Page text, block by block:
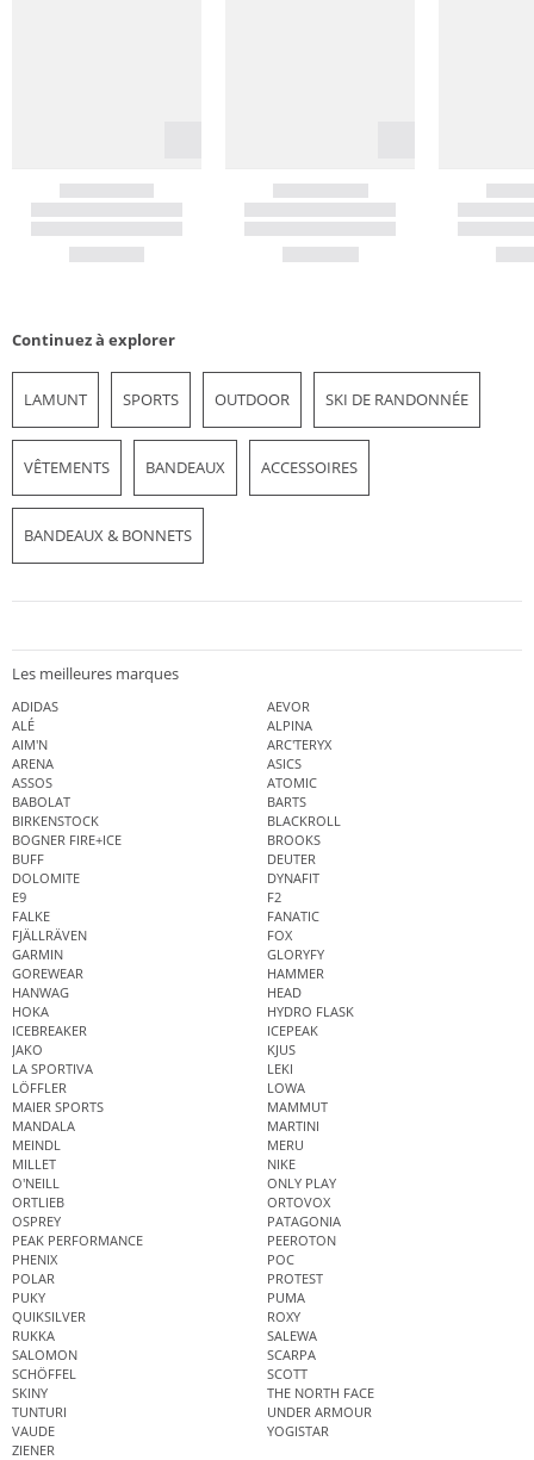
Continuez à explorer
LAMUNT SPORTS OUTDOOR SKI DE RANDONNÉE
VÊTEMENTS BANDEAUX ACCESSOIRES
BANDEAUX & BONNETS
Les meilleures marques
ADIDAS
AEVOR
ALÉ
ALPINA
AIM'N
ARC'TERYX
ARENA
ASICS
ASSOS
ATOMIC
BABOLAT
BARTS
BIRKENSTOCK
BLACKROLL
BOGNER FIRE+ICE
BROOKS
BUFF
DEUTER
DOLOMITE
DYNAFIT
E9
F2
FALKE
FANATIC
FJÄLLRÄVEN
FOX
GARMIN
GLORYFY
GOREWEAR
HAMMER
HANWAG
HEAD
HOKA
HYDRO FLASK
ICEBREAKER
ICEPEAK
JAKO
KJUS
LA SPORTIVA
LEKI
LÖFFLER
LOWA
MAIER SPORTS
MAMMUT
MANDALA
MARTINI
MEINDL
MERU
MILLET
NIKE
O'NEILL
ONLY PLAY
ORTLIEB
ORTOVOX
OSPREY
PATAGONIA
PEAK PERFORMANCE
PEEROTON
PHENIX
POC
POLAR
PROTEST
PUKY
PUMA
QUIKSILVER
ROXY
RUKKA
SALEWA
SALOMON
SCARPA
SCHÖFFEL
SCOTT
SKINY
THE NORTH FACE
TUNTURI
UNDER ARMOUR
VAUDE
YOGISTAR
ZIENER